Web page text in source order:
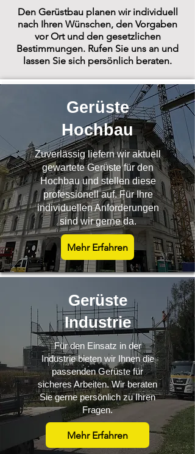
Den Gerüstbau planen wir individuell
nach Ihren Wünschen, den Vorgaben
vor Ort und den gesetzlichen
Bestimmungen. Rufen Sie uns an und
lassen Sie sich persönlich beraten.
Gerüste
Hochbau
Zuverlässig liefern wir aktuell
gewartete Gerüste für den
Hochbau und stellen diese
professionell auf. Für Ihre
individuellen Anforderungen
sind wir gerne da.
Mehr Erfahren
Gerüste
Industrie
Für den Einsatz in der
Industrie bieten wir Ihnen die
passenden Gerüste für
sicheres Arbeiten. Wir beraten
Sie gerne persönlich zu Ihren
Fragen.
Mehr Erfahren